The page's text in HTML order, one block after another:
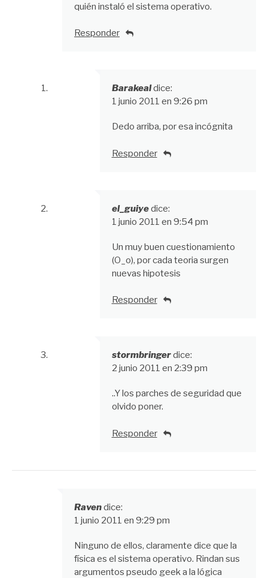
quién instaló el sistema operativo.
Responder
Barakealdice:
1 junio 2011 en 9:26 pm
Dedo arriba, por esa incógnita
Responder
el_guiyedice:
1 junio 2011 en 9:54 pm
Un muy buen cuestionamiento
(O_o), por cada teoria surgen
nuevas hipotesis
Responder
stormbringerdice:
2 junio 2011 en 2:39 pm
..Y los parches de seguridad que
olvido poner.
Responder
Ravendice:
1 junio 2011 en 9:29 pm
Ninguno de ellos, claramente dice que la
física es el sistema operativo. Rindan sus
argumentos pseudo geek a la lógica